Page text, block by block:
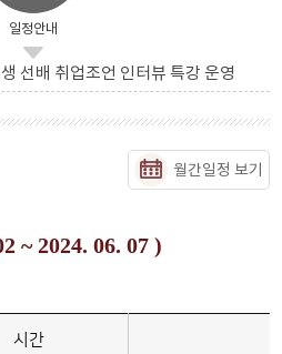
일정안내
선배 취업조언 인터뷰 특강 운영
월간일정 보기
~ 2024. 06. 07 )
시간